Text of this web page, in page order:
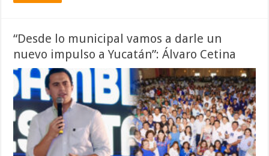
“Desde lo municipal vamos a darle un
nuevo impulso a Yucatán”: Álvaro Cetina